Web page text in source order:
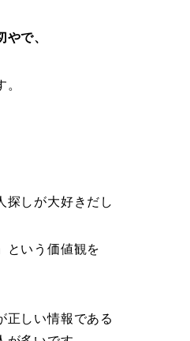
で、
探しが大好きだし
という価値観を
正しい情報である